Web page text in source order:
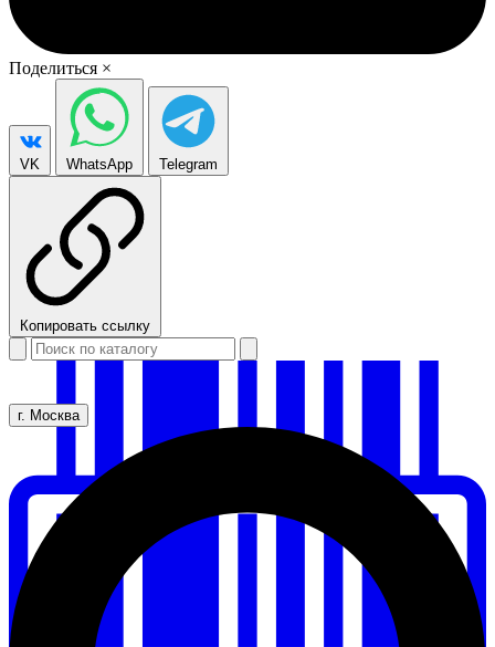
Поделиться ×
VK WhatsApp Telegram
Копировать ссылку